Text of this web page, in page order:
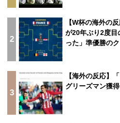
2
【W杯の海外の
が20年ぶり2度目
った」準優勝の
3
【海外の反応】
グリーズマン獲